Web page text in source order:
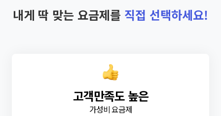
내게 딱 맞는 요금제를 직접 선택하세요!
고객만족도 높은
가성비 요금제